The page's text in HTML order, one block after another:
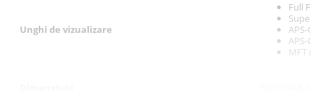
Unghi de vizualizare
Full
Super
APS-
APS-
MFT